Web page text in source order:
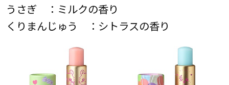
うさぎ ：ミルクの香り
くりまんじゅう ：シトラスの香り